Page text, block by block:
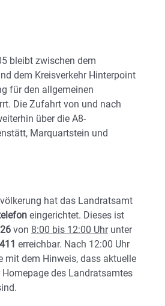
bleibt zwischen dem
dem Kreisverkehr Hinterpoint
für den allgemeinen
Die Zufahrt von und nach
über die A8-
Marquartstein und
hat das Landratsamt
eingerichtet. Dieses ist
von 8:00 bis 12:00 Uhrunter
erreichbar. Nach 12:00 Uhr
mit dem Hinweis, dass aktuelle
des Landratsamtes